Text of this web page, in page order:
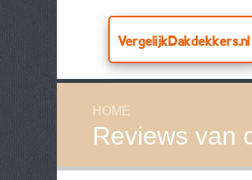
VergelijkDakdekkers.nl
HOME
Reviews van